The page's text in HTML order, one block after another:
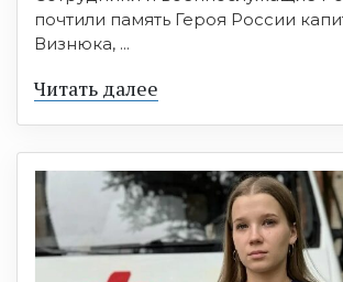
почтили память Героя России
Визнюка, ...
Читать далее